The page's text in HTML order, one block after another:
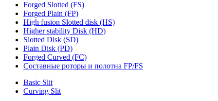
Forged Slotted (FS)
Forged Plain (FP)
High fusion Slotted disk (HS)
Higher stability Disk (HD)
Slotted Disk (SD)
Plain Disk (PD)
Forged Curved (FC)
Составные роторы и полотна FP/FS
Basic Slit
Curving Slit